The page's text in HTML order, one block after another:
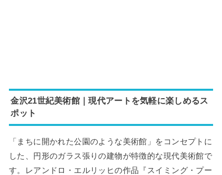
金沢21世紀美術館｜現代アートを気軽に楽しめるス
ポット
「まちに開かれた公園のような美術館」をコンセプトに
した、円形のガラス張りの建物が特徴的な現代美術館で
す。レアンドロ・エルリッヒの作品『スイミング・プー